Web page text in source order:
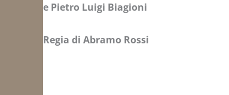
e Pietro Luigi Biagioni
Regia di Abramo Rossi